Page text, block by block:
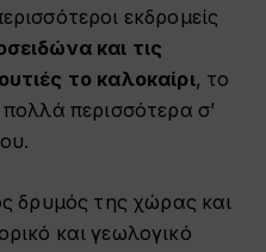
εκδρομείς
και τις
το καλοκαίρι, το
περισσότερα σ’
δρυμός της χώρας και
και γεωλογικό